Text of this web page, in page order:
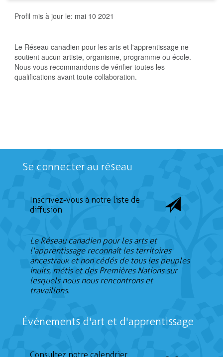
Profil mis à jour le: mai 10 2021
Le Réseau canadien pour les arts et l'apprentissage ne
soutient aucun artiste, organisme, programme ou école.
Nous vous recommandons de vérifier toutes les
qualifications avant toute collaboration.
Se connecter au réseau
Inscrivez-vous à notre liste de
diffusion
Le Réseau canadien pour les arts et
l'apprentissage reconnaît les territoires
ancestraux et non cédés de tous les peuples
inuits, métis et des Premières Nations sur
lesquels nous nous rencontrons et
travaillons.
Événements d'art et d'apprentissage
Consultez notre calendrier